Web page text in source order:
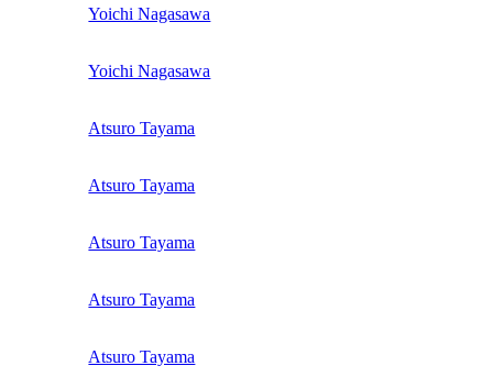
Yoichi Nagasawa
Yoichi Nagasawa
Atsuro Tayama
Atsuro Tayama
Atsuro Tayama
Atsuro Tayama
Atsuro Tayama